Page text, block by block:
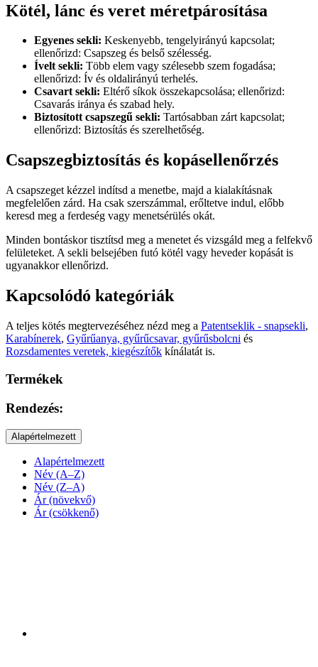
Kötél, lánc és veret méretpárosítása
Egyenes sekli: Keskenyebb, tengelyirányú kapcsolat;
ellenőrizd: Csapszeg és belső szélesség.
Ívelt sekli: Több elem vagy szélesebb szem fogadása;
ellenőrizd: Ív és oldalirányú terhelés.
Csavart sekli: Eltérő síkok összekapcsolása; ellenőrizd:
Csavarás iránya és szabad hely.
Biztosított csapszegű sekli: Tartósabban zárt kapcsolat;
ellenőrizd: Biztosítás és szerelhetőség.
Csapszegbiztosítás és kopásellenőrzés
A csapszeget kézzel indítsd a menetbe, majd a kialakításnak
megfelelően zárd. Ha csak szerszámmal, erőltetve indul, előbb
keresd meg a ferdeség vagy menetsérülés okát.
Minden bontáskor tisztítsd meg a menetet és vizsgáld meg a felfekvő
felületeket. A sekli belsejében futó kötél vagy heveder kopását is
ugyanakkor ellenőrizd.
Kapcsolódó kategóriák
A teljes kötés megtervezéséhez nézd meg a Patentseklik - snapsekli,
Karabínerek, Gyűrűanya, gyűrűcsavar, gyűrűsbolcni és
Rozsdamentes veretek, kiegészítők kínálatát is.
Termékek
Rendezés:
Alapértelmezett
Alapértelmezett
Név (A–Z)
Név (Z–A)
Ár (növekvő)
Ár (csökkenő)